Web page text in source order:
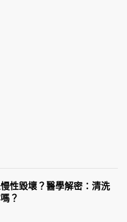
性毀壞？醫學解密：清洗
？